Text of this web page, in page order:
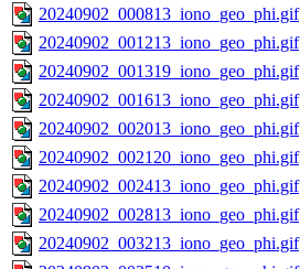
20240902_000813_iono_geo_phi.gif
20240902_001213_iono_geo_phi.gif
20240902_001319_iono_geo_phi.gif
20240902_001613_iono_geo_phi.gif
20240902_002013_iono_geo_phi.gif
20240902_002120_iono_geo_phi.gif
20240902_002413_iono_geo_phi.gif
20240902_002813_iono_geo_phi.gif
20240902_003213_iono_geo_phi.gif